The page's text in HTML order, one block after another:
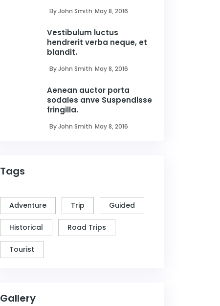
By John Smith May 8, 2016
Vestibulum luctus
hendrerit verba neque, et
blandit.
By John Smith May 8, 2016
Aenean auctor porta
sodales anve Suspendisse
fringilla.
By John Smith May 8, 2016
Tags
Adventure Trip Guided
Historical Road Trips
Tourist
Gallery